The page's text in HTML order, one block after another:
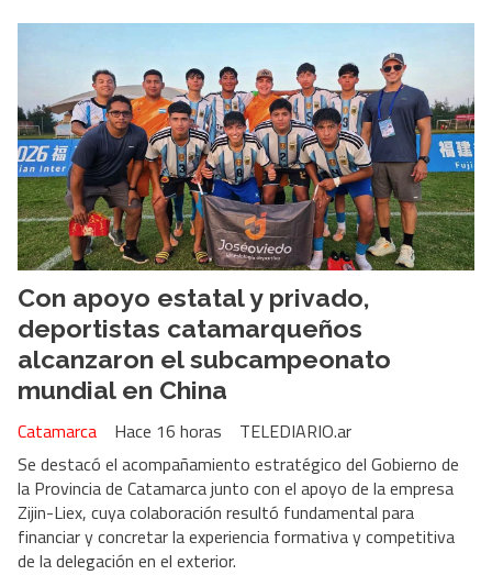
Con apoyo estatal y privado,
deportistas catamarqueños
alcanzaron el subcampeonato
mundial en China
TELEDIARIO.ar
Catamarca
Hace 16 horas
Se destacó el acompañamiento estratégico del Gobierno de
la Provincia de Catamarca junto con el apoyo de la empresa
Zijin-Liex, cuya colaboración resultó fundamental para
financiar y concretar la experiencia formativa y competitiva
de la delegación en el exterior.